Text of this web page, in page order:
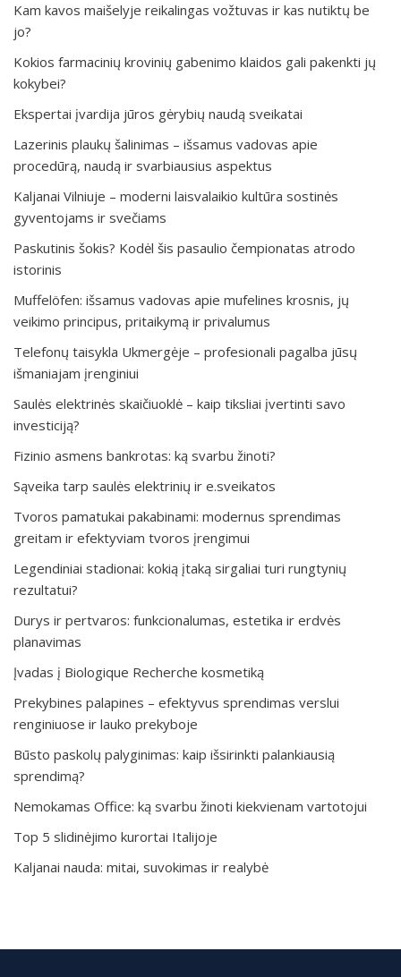
Kam kavos maišelyje reikalingas vožtuvas ir kas nutiktų be
jo?
Kokios farmacinių krovinių gabenimo klaidos gali pakenkti jų
kokybei?
Ekspertai įvardija jūros gėrybių naudą sveikatai
Lazerinis plaukų šalinimas – išsamus vadovas apie
procedūrą, naudą ir svarbiausius aspektus
Kaljanai Vilniuje – moderni laisvalaikio kultūra sostinės
gyventojams ir svečiams
Paskutinis šokis? Kodėl šis pasaulio čempionatas atrodo
istorinis
Muffelöfen: išsamus vadovas apie mufelines krosnis, jų
veikimo principus, pritaikymą ir privalumus
Telefonų taisykla Ukmergėje – profesionali pagalba jūsų
išmaniajam įrenginiui
Saulės elektrinės skaičiuoklė – kaip tiksliai įvertinti savo
investiciją?
Fizinio asmens bankrotas: ką svarbu žinoti?
Sąveika tarp saulės elektrinių ir e.sveikatos
Tvoros pamatukai pakabinami: modernus sprendimas
greitam ir efektyviam tvoros įrengimui
Legendiniai stadionai: kokią įtaką sirgaliai turi rungtynių
rezultatui?
Durys ir pertvaros: funkcionalumas, estetika ir erdvės
planavimas
Įvadas į Biologique Recherche kosmetiką
Prekybines palapines – efektyvus sprendimas verslui
renginiuose ir lauko prekyboje
Būsto paskolų palyginimas: kaip išsirinkti palankiausią
sprendimą?
Nemokamas Office: ką svarbu žinoti kiekvienam vartotojui
Top 5 slidinėjimo kurortai Italijoje
Kaljanai nauda: mitai, suvokimas ir realybė